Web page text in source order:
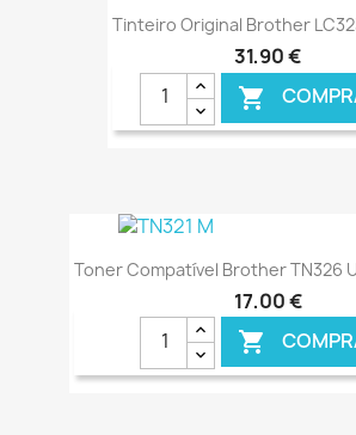
Tinteiro Original Brother
31,90 €

Toner Compatível Brother TN326
17,00 €
